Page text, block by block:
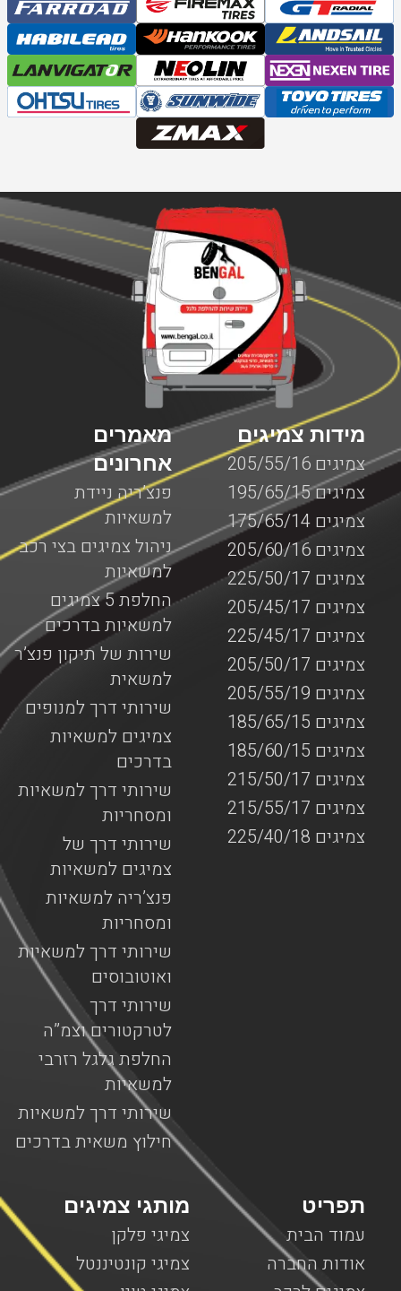
מאמרים
אחרונים
פנצ’ריה ניידת
למשאיות
ניהול צמיגים בצי רכב
למשאיות
החלפת 5 צמיגים
למשאיות בדרכים
שירות של תיקון פנצ’ר
למשאית
שירותי דרך למנופים
צמיגים למשאיות
בדרכים
שירותי דרך למשאיות
ומסחריות
שירותי דרך של
צמיגים למשאיות
פנצ’ריה למשאיות
ומסחריות
שירותי דרך למשאיות
ואוטובוסים
שירותי דרך
לטרקטורים וצמ”ה
החלפת גלגל רזרבי
למשאיות
שירותי דרך למשאיות
חילוץ משאית בדרכים
מידות צמיגים
צמיגים 205/55/16
צמיגים 195/65/15
צמיגים 175/65/14
צמיגים 205/60/16
צמיגים 225/50/17
צמיגים 205/45/17
צמיגים 225/45/17
צמיגים 205/50/17
צמיגים 205/55/19
צמיגים 185/65/15
צמיגים 185/60/15
צמיגים 215/50/17
צמיגים 215/55/17
צמיגים 225/40/18
מותגי צמיגים
צמיגי פלקן
צמיגי קונטיננטל
תפריט
עמוד הבית
אודות החברה